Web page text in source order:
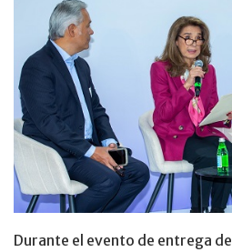
Durante el evento de entrega